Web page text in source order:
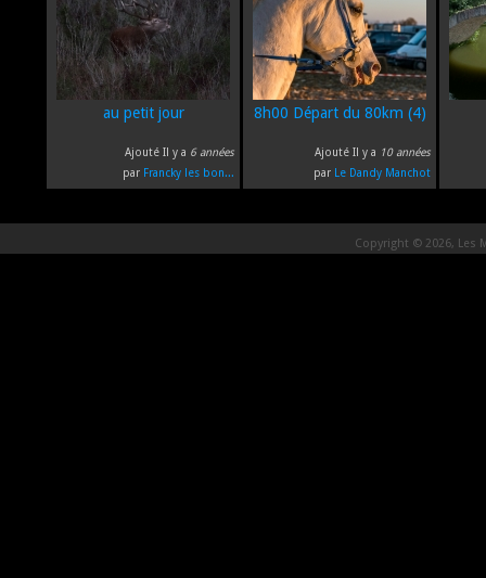
au petit jour
Ajouté Il y a 6 années
par Francky les bon...
8h00 Départ du 80km (4)
Ajouté Il y a 10 années
par Le Dandy Manchot
Copyright © 2026, Les